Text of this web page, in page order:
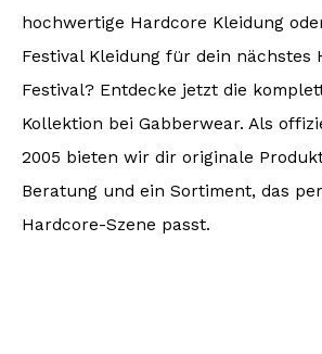
hochwertige Hardcore Kleidung
Festival Kleidung für dein nächstes
Festival? Entdecke jetzt die
Kollektion bei Gabberwear. Als
2005 bieten wir dir originale
Beratung und ein Sortiment, das
Hardcore-Szene passt.